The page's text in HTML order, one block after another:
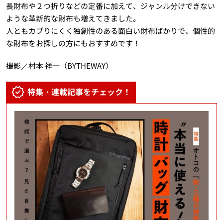
長財布や２つ折りなどの定番に加えて、ジャンル分けできない
ような革新的な財布も増えてきました。
人ともカブりにくく独創性のある面白い財布ばかりで、個性的
な財布をお探しの方にもおすすめです！
撮影／村本 祥一（BYTHEWAY）
特集・連載記事をチェック！